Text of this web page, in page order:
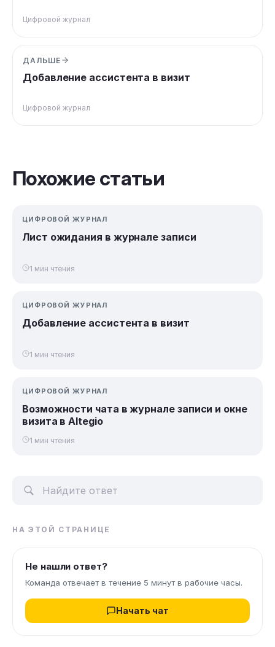
Цифровой журнал
ДАЛЬШЕ
Добавление ассистента в визит
Цифровой журнал
Похожие статьи
ЦИФРОВОЙ ЖУРНАЛ
Лист ожидания в журнале записи
1 мин чтения
ЦИФРОВОЙ ЖУРНАЛ
Добавление ассистента в визит
1 мин чтения
ЦИФРОВОЙ ЖУРНАЛ
Возможности чата в журнале записи и окне
визита в Altegio
1 мин чтения
НА ЭТОЙ СТРАНИЦЕ
Не нашли ответ?
Команда отвечает в течение 5 минут в рабочие часы.
Начать чат